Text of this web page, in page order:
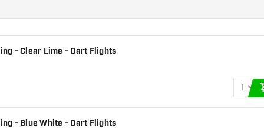
- Clear Lime - Dart Flights
L
- Blue White - Dart Flights